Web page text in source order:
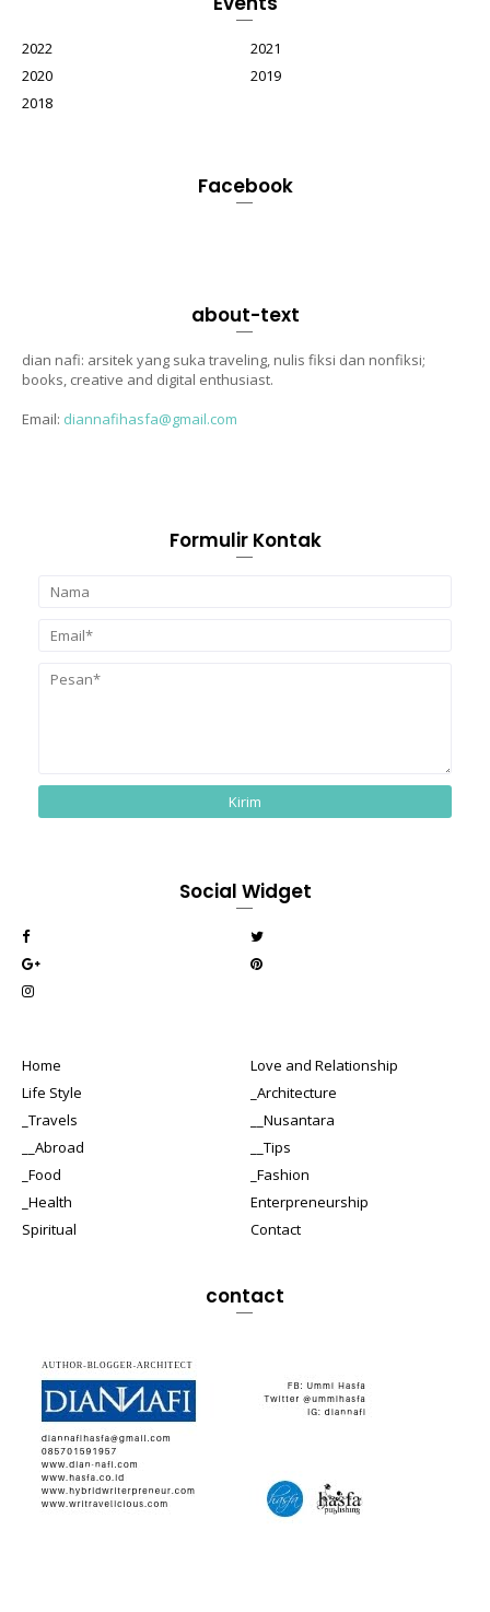
2022
2021
2020
2019
2018
Facebook
about-text
dian nafi: arsitek yang suka traveling, nulis fiksi dan nonfiksi;
books, creative and digital enthusiast.
Email: diannafihasfa@gmail.com
Formulir Kontak
Social Widget
Home
Love and Relationship
Life Style
_Architecture
_Travels
__Nusantara
__Abroad
__Tips
_Food
_Fashion
_Health
Enterpreneurship
Spiritual
Contact
contact